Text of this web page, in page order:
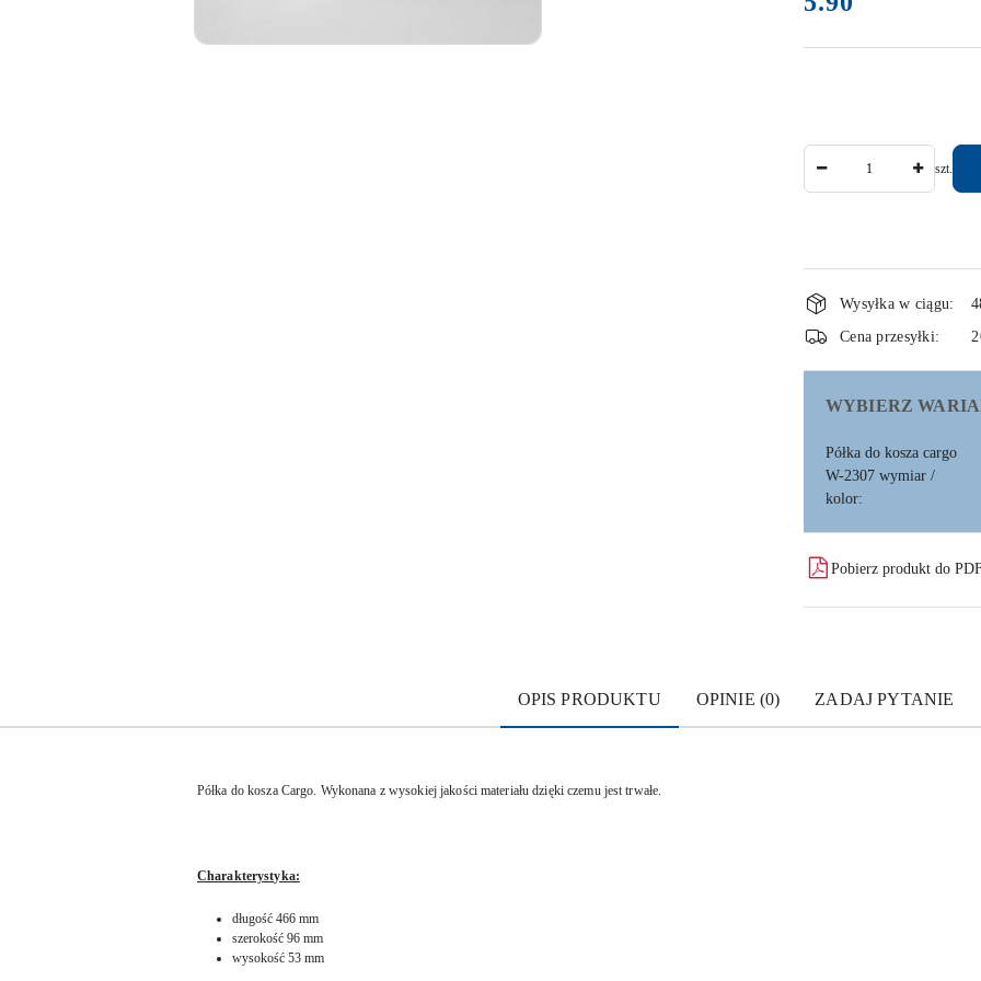
szt.
Dostępność
i
dostawa
Wysyłka w ciągu:
Cena przesyłki:
WYBIERZ
Półka do kosza cargo
W-2307 wymiar /
kolor:
Pobierz produkt do
OPIS PRODUKTU OPINIE (0) ZADAJ PYTANIE
Półka do kosza Cargo. Wykonana z wysokiej jakości materiału dzięki czemu jest trwałe.
Charakterystyka:
długość 466 mm
szerokość 96 mm
wysokość 53 mm